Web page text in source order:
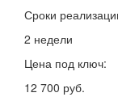
Сроки
2 недели
Цена под ключ:
12 700 руб.